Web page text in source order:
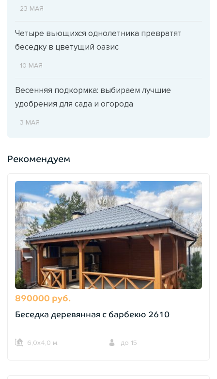
23 МАЯ
Четыре вьющихся однолетника превратят
беседку в цветущий оазис
10 МАЯ
Весенняя подкормка: выбираем лучшие
удобрения для сада и огорода
3 МАЯ
Рекомендуем
890000 руб.
Беседка деревянная с барбекю 2610
6,0х4,0 м. до 15